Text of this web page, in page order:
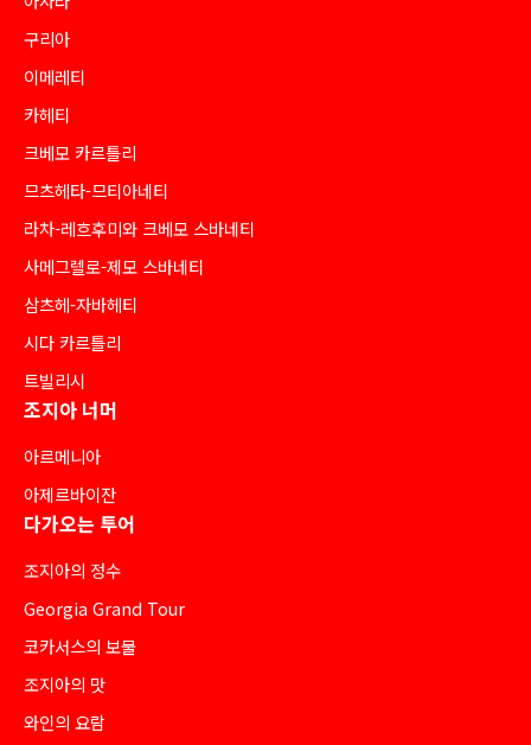
구리아
이메레티
카헤티
크베모 카르틀리
므츠헤타-므티아네티
라차-레흐후미와 크베모 스바네티
사메그렐로-제모 스바네티
삼츠헤-자바헤티
시다 카르틀리
트빌리시
조지아 너머
아르메니아
아제르바이잔
다가오는 투어
조지아의 정수
Georgia Grand Tour
코카서스의 보물
조지아의 맛
와인의 요람